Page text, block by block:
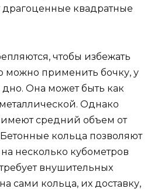
драгоценные квадратные
чтобы избежать
можно применить бочку, у
дно. Она может быть как
Однако
средний объем от
кольца позволяют
несколько кубометров
внушительных
сами кольца, их доставку,